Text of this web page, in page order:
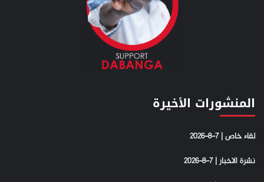
المنشورات الأخيرة
لقاء خاص | 7-8-2026
نشرة الاخبار | 7-8-2026